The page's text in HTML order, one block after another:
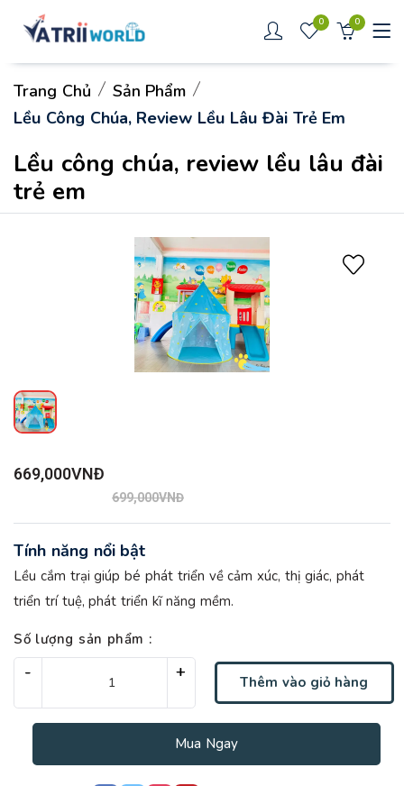
0 0
Trang Chủ
Sản Phẩm
Lều Công Chúa, Review Lều Lâu Đài Trẻ Em
Lều công chúa, review lều lâu đài
trẻ em
669,000VNĐ
699,000VNĐ
Tính năng nổi bật
Lều cắm trại giúp bé phát triển về cảm xúc, thị giác, phát
triển trí tuệ, phát triển kĩ năng mềm.
Số lượng sản phẩm :
-
- +
+ Thêm vào giỏ hàng
Mua Ngay